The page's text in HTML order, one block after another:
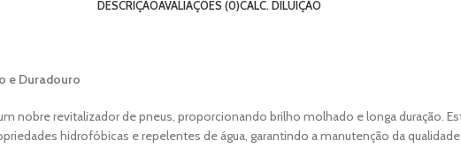
DESCRIÇÃOAVALIAÇÕES (0)CALC. DILUIÇÃO
e Duradouro
nobre revitalizador de pneus, proporcionando brilho molhado e longa duração.
hidrofóbicas e repelentes de água, garantindo a manutenção da qualidade